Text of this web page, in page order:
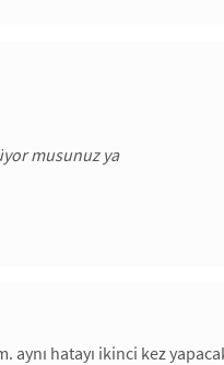
musunuz ya
hatayı ikinci kez